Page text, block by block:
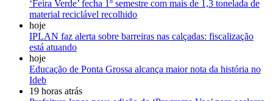
‘Feira Verde’ fecha 1º semestre com mais de 1,3 tonelada de
material reciclável recolhido
hoje
IPLAN faz alerta sobre barreiras nas calçadas: fiscalização
está atuando
hoje
Educação de Ponta Grossa alcança maior nota da história no
Ideb
19 horas atrás